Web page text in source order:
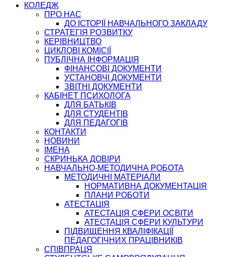
КОЛЕДЖ
ПРО НАС
ДО ІСТОРІЇ НАВЧАЛЬНОГО ЗАКЛАДУ
СТРАТЕГІЯ РОЗВИТКУ
КЕРІВНИЦТВО
ЦИКЛОВІ КОМІСІЇ
ПУБЛІЧНА ІНФОРМАЦІЯ
ФІНАНСОВІ ДОКУМЕНТИ
УСТАНОВЧІ ДОКУМЕНТИ
ЗВІТНІ ДОКУМЕНТИ
КАБІНЕТ ПСИХОЛОГА
ДЛЯ БАТЬКІВ
ДЛЯ СТУДЕНТІВ
ДЛЯ ПЕДАГОГІВ
КОНТАКТИ
НОВИНИ
ІМЕНА
СКРИНЬКА ДОВІРИ
НАВЧАЛЬНО-МЕТОДИЧНА РОБОТА
МЕТОДИЧНІ МАТЕРІАЛИ
НОРМАТИВНА ДОКУМЕНТАЦІЯ
ПЛАНИ РОБОТИ
АТЕСТАЦІЯ
АТЕСТАЦІЯ СФЕРИ ОСВІТИ
АТЕСТАЦІЯ СФЕРИ КУЛЬТУРИ
ПІДВИЩЕННЯ КВАЛІФІКАЦІЇ
ПЕДАГОГІЧНИХ ПРАЦІВНИКІВ
СПІВПРАЦЯ